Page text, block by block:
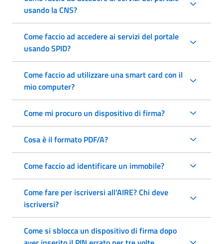
usando la CNS?
Come faccio ad accedere ai servizi del portale
usando SPID?
Come faccio ad utilizzare una smart card con il
mio computer?
Come mi procuro un dispositivo di firma?
Cosa è il formato PDF/A?
Come faccio ad identificare un immobile?
Come fare per iscriversi all'AIRE? Chi deve
iscriversi?
Come si sblocca un dispositivo di firma dopo